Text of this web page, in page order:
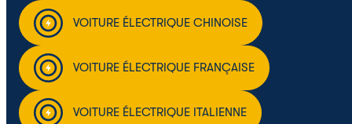
VOITURE ÉLECTRIQUE CHINOISE
VOITURE ÉLECTRIQUE FRANÇAISE
VOITURE ÉLECTRIQUE ITALIENNE